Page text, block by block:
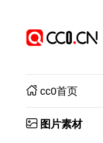
cc0首页
图片素材